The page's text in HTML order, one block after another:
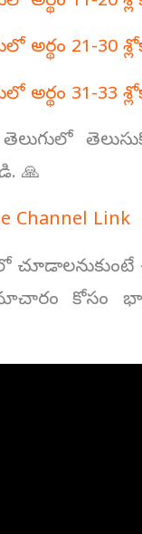
అర్థం 21-30
అర్థం 31-33
🙏
Channel Link
కోసం